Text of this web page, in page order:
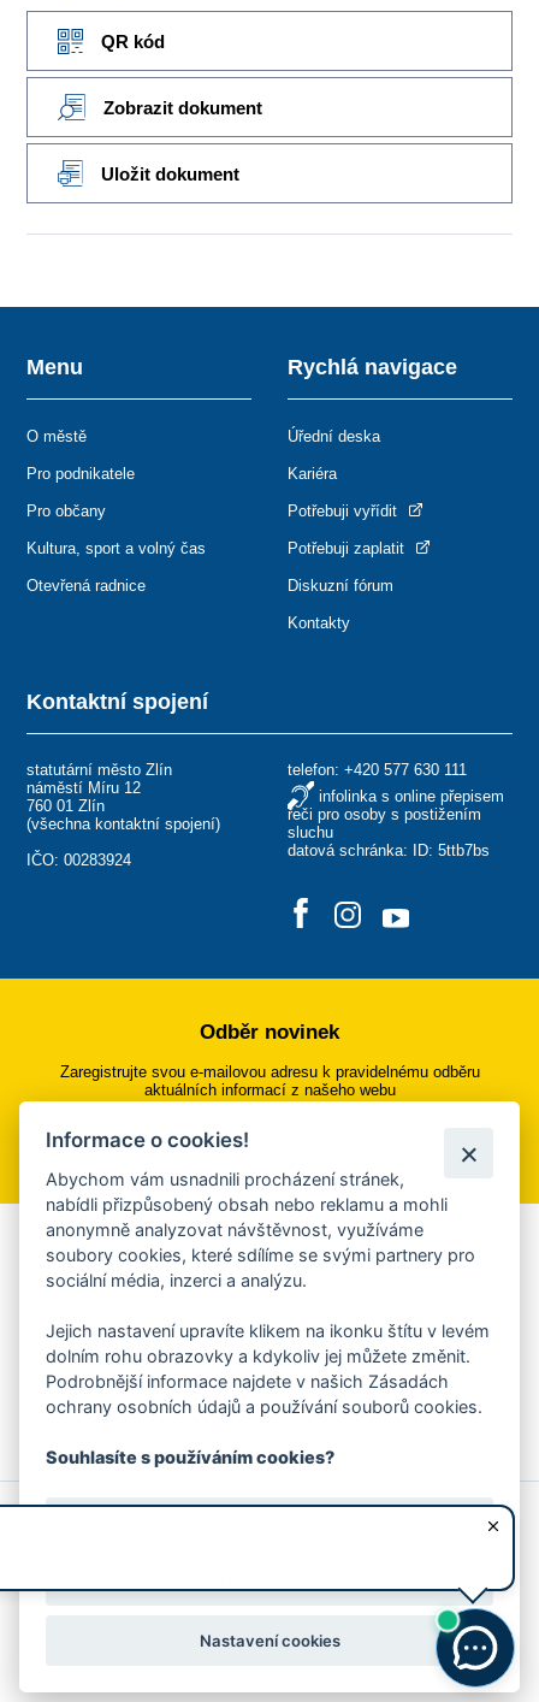
QR kód
Zobrazit dokument
Uložit dokument
Kontaktní spojení
statutární město Zlín
náměstí Míru 12
760 01 Zlín
(všechna kontaktní spojení)
IČO: 00283924
telefon: +420 577 630 111
infolinka s online přepisem
řeči pro osoby s postižením
sluchu
datová schránka: ID: 5ttb7bs
Menu
O městě
Pro podnikatele
Pro občany
Kultura, sport a volný čas
Otevřená radnice
Rychlá navigace
Úřední deska
Kariéra
Potřebuji vyřídit
Potřebuji zaplatit
Diskuzní fórum
Kontakty
Odběr novinek
Zaregistrujte svou e-mailovou adresu k pravidelnému odběru
aktuálních informací z našeho webu
Přihlásit se k odběru
Aplikace Mobilní rozhlas
Chcete dostávat do svého mobilu či mailu upozornění na
ankety, pozvánky na kulturní a sportovní akce?
Více informací o aplikaci
© 2026 Magistrát města Zlína
Prohlášení o používání cookies
Informace o cookies!
Abychom vám usnadnili procházení stránek,
nabídli přizpůsobený obsah nebo reklamu a mohli
anonymně analyzovat návštěvnost, využíváme
soubory cookies, které sdílíme se svými partnery pro
sociální média, inzerci a analýzu.
Jejich nastavení upravíte klikem na ikonku štítu v levém
dolním rohu obrazovky a kdykoliv jej můžete změnit.
Podrobnější informace najdete v našich Zásadách
ochrany osobních údajů a používání souborů cookies.
Souhlasíte s používáním cookies?
Nastavení cookies